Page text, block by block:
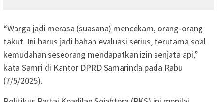
“Warga jadi merasa (suasana) mencekam, orang-orang
takut. Ini harus jadi bahan evaluasi serius, terutama soal
kemudahan seseorang mendapatkan izin senjata api,”
kata Samri di Kantor DPRD Samarinda pada Rabu
(7/5/2025).